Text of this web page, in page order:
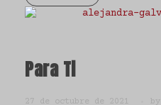
Para Ti
27 de octubre de 2021 by